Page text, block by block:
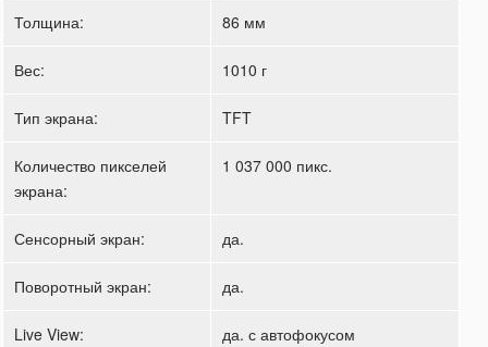
Толщина: 86 мм
Вес: 1010 г
Тип экрана: TFT
Количество пикселей
экрана:
1 037 000 пикс.
Сенсорный экран: да.
Поворотный экран: да.
Live View: да. с автофокусом